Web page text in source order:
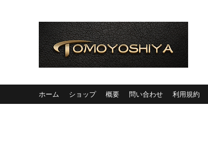
ホーム ショップ 概要 問い合わせ 利用規約